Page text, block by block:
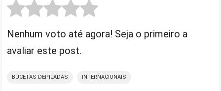
Nenhum voto até agora! Seja o primeiro a
avaliar este post.
BUCETAS DEPILADAS INTERNACIONAIS